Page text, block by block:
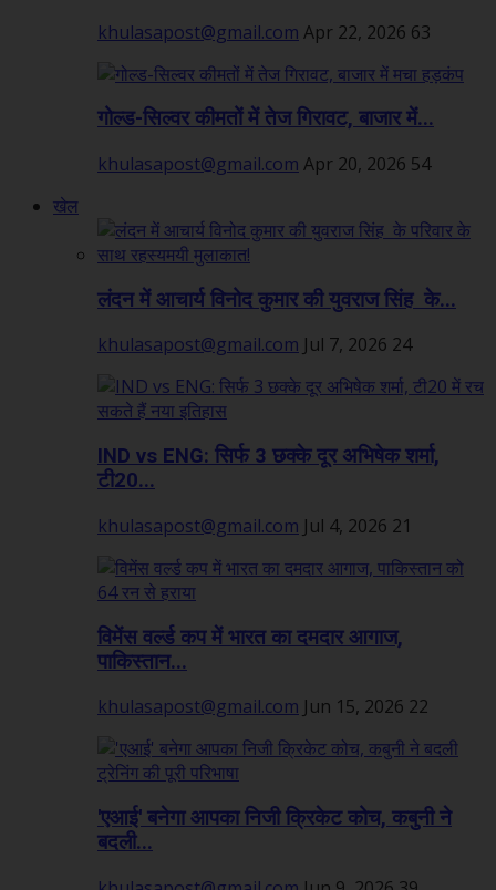
khulasapost@gmail.com Apr 22, 2026 63
गोल्ड-सिल्वर कीमतों में तेज गिरावट, बाजार में...
khulasapost@gmail.com Apr 20, 2026 54
खेल
लंदन में आचार्य विनोद कुमार की युवराज सिंह के...
khulasapost@gmail.com Jul 7, 2026 24
IND vs ENG: सिर्फ 3 छक्के दूर अभिषेक शर्मा,
टी20...
khulasapost@gmail.com Jul 4, 2026 21
विमेंस वर्ल्ड कप में भारत का दमदार आगाज,
पाकिस्तान...
khulasapost@gmail.com Jun 15, 2026 22
'एआई' बनेगा आपका निजी क्रिकेट कोच, कबुनी ने
बदली...